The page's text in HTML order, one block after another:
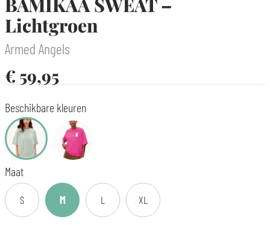
Lichtgroen
Armed Angels
€ 59,95
Beschikbare kleuren
Maat
S M L XL